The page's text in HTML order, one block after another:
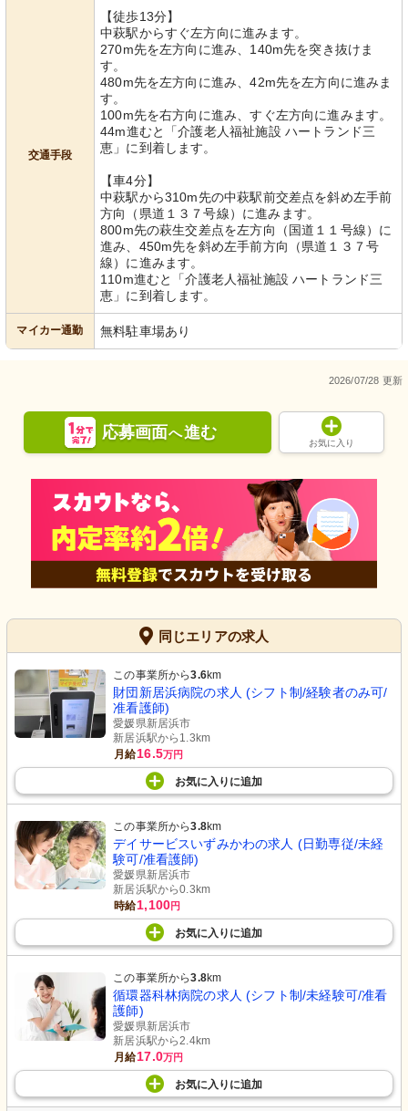
交通手段
【徒歩13分】
中萩駅からすぐ左方向に進みます。
270m先を左方向に進み、140m先を突き抜けま
す。
480m先を左方向に進み、42m先を左方向に進みま
す。
100m先を右方向に進み、すぐ左方向に進みます。
44m進むと「介護老人福祉施設 ハートランド三
恵」に到着します。
【車4分】
中萩駅から310m先の中萩駅前交差点を斜め左手前
方向（県道１３７号線）に進みます。
800m先の萩生交差点を左方向（国道１１号線）に
進み、450m先を斜め左手前方向（県道１３７号
線）に進みます。
110m進むと「介護老人福祉施設 ハートランド三
恵」に到着します。
マイカー通勤 無料駐車場あり
2026/07/28 更新
応募画面へ進む
お気に入り
同じエリアの求人
この事業所から3.6km
財団新居浜病院の求人 (シフト制/経験者のみ可/
准看護師)
愛媛県新居浜市
新居浜駅から1.3km
月給16.5万円
お気に入り に追加
この事業所から3.8km
デイサービスいずみかわの求人 (日勤専従/未経
験可/准看護師)
愛媛県新居浜市
新居浜駅から0.3km
時給1,100円
お気に入り に追加
この事業所から3.8km
循環器科林病院の求人 (シフト制/未経験可/准看
護師)
愛媛県新居浜市
新居浜駅から2.4km
月給17.0万円
お気に入り に追加